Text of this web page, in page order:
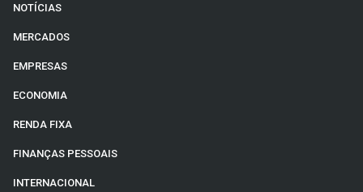
NOTÍCIAS
MERCADOS
EMPRESAS
ECONOMIA
RENDA FIXA
FINANÇAS PESSOAIS
INTERNACIONAL